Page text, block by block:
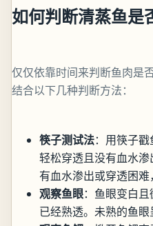
如何判断清蒸鱼是
仅仅依靠时间来判断鱼肉是
结合以下几种判断方法：
筷子测试法：用筷子
轻松穿透且没有血水
有血水渗出或穿透困难
观察鱼眼：鱼眼变白
已经熟透。未熟的鱼眼